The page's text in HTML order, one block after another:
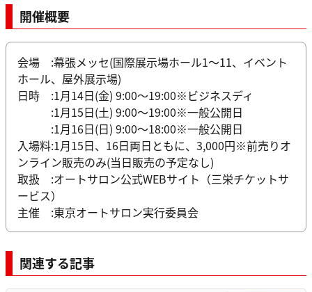
開催概要
会場 :幕張メッセ(国際展示場ホール1～11、イベント
ホール、屋外展示場)
日時 :1月14日(金) 9:00～19:00※ビジネスディ
:1月15日(土) 9:00～19:00※一般公開日
:1月16日(日) 9:00～18:00※一般公開日
入場料:1月15日、16日両日ともに、3,000円※前売りオ
ンライン販売のみ(当日販売の予定なし)
取扱 :オートサロン公式WEBサイト（三栄チケットサ
ービス）
主催 :東京オートサロン実行委員会
関連する記事